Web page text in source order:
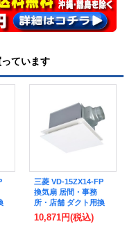
ています
三菱 VD-15ZX14-FP
換気扇 居間・事務
所・店舗 ダクト用換
気扇 天井埋込形 低騒
音形 フラットインテ
10,871円(税込)